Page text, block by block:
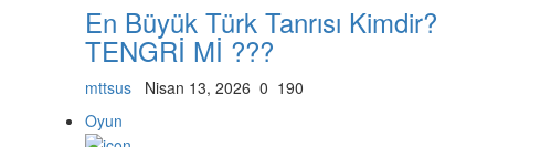
En Büyük Türk Tanrısı Kimdir?
TENGRİ Mİ ???
mttsus Nisan 13, 2026 0 190
Oyun